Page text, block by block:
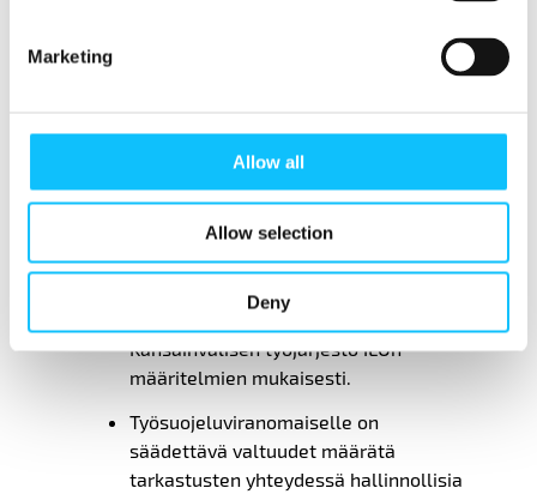
Marketing
Allow all
Allow selection
Deny
työehtosopimusneuvotteluissa.
Suomessa tulee käynnistää valmistelu
EPP-periaatteen noudattamista
koskevan lain laatimiseksi.
Työnantajilla tulee olla velvollisuus
kattaa kaikki kausityövoiman
rekrytoinnin kustannukset
Kansainvälisen työjärjestö ILOn
määritelmien mukaisesti.
Työsuojeluviranomaiselle on
säädettävä valtuudet määrätä
tarkastusten yhteydessä hallinnollisia